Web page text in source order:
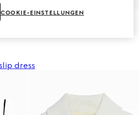
COOKIE-EINSTELLUNGEN